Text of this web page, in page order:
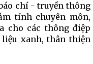
chí - truyền thông
tính chuyên môn,
cho các thông điệp
xanh, thân thiện